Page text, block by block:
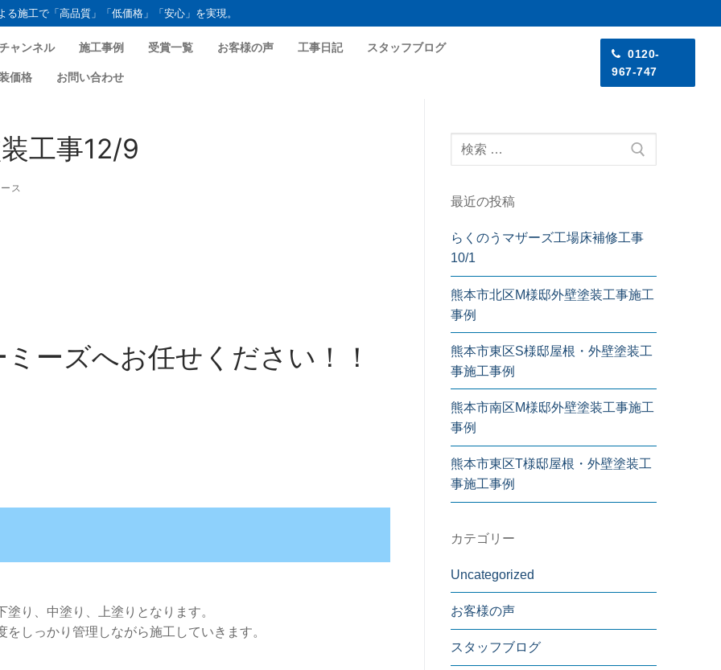
施工で「高品質」「低価格」「安心」を実現。
ャンネル 施工事例 受賞一覧 お客様の声 工事日記 スタッフブログ
価格 お問い合わせ
0120-
967-747
工事12/9
ス
ーズへお任せください！！
り、中塗り、上塗りとなります。
しっかり管理しながら施工していきます。
最近の投稿
らくのうマザーズ工場床補修工事
10/1
熊本市北区M様邸外壁塗装工事施工
事例
熊本市東区S様邸屋根・外壁塗装工
事施工事例
熊本市南区M様邸外壁塗装工事施工
事例
熊本市東区T様邸屋根・外壁塗装工
事施工事例
カテゴリー
Uncategorized
お客様の声
スタッフブログ